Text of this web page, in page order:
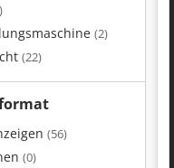
(2)
(22)
(56)
(0)